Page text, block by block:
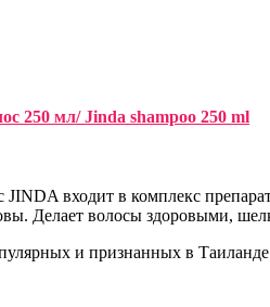
250 мл/ Jinda shampoo 250 ml
входит в комплекс
Делает волосы здоровыми,
и признанных в